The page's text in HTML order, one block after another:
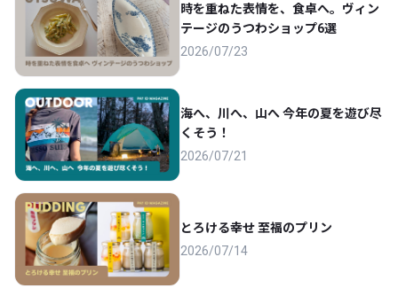
時を重ねた表情を、食卓へ。ヴィン
テージのうつわショップ6選
2026/07/23
海へ、川へ、山へ 今年の夏を遊び尽
くそう！
2026/07/21
とろける幸せ 至福のプリン
2026/07/14